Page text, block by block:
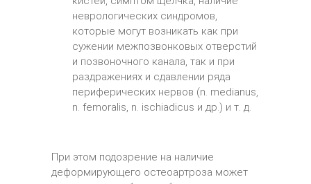
неврологических синдромов,
которые могут возникать как при
сужении межпозвонковых отверстий
и позвоночного канала, так и при
раздражениях и сдавлении ряда
периферических нервов (n. medianus,
n. femoralis, n. ischiadicus и др.) и т. д.
При этом подозрение на наличие
деформирующего остеоартроза может